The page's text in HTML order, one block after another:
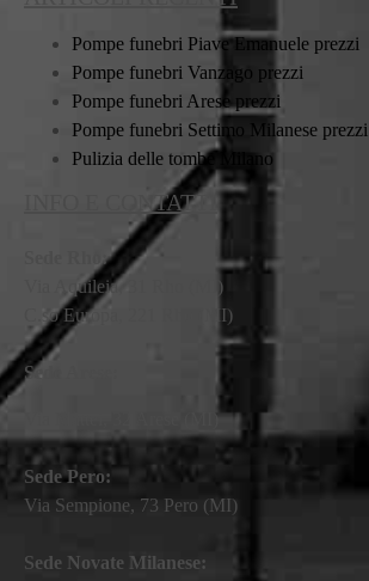
Pompe funebri Piave Emanuele prezzi
Pompe funebri Vanzago prezzi
Pompe funebri Arese prezzi
Pompe funebri Settimo Milanese prezzi
Pulizia delle tombe Milano
INFO E CONTATTI
Sede Rho:
Via Aquileia, 31 Rho (MI)
C.so Europa, 221 Rho (MI)
Sede Arese:
Via Mattei, 32 Arese (MI)
Sede Pero:
Via Sempione, 73 Pero (MI)
Sede Novate Milanese: